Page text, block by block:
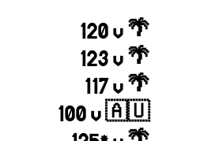
120 v 🌴
123 v 🌴
117 v 🌴
100 v 🇦🇺